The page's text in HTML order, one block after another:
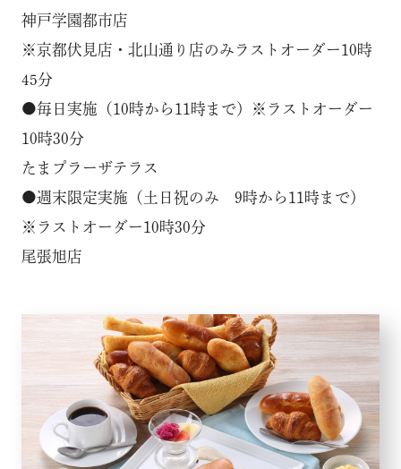
神戸学園都市店
※京都伏見店・北山通り店のみラストオーダー10時
45分
●毎日実施（10時から11時まで）※ラストオーダー
10時30分
たまプラーザテラス
●週末限定実施（土日祝のみ 9時から11時まで）
※ラストオーダー10時30分
尾張旭店